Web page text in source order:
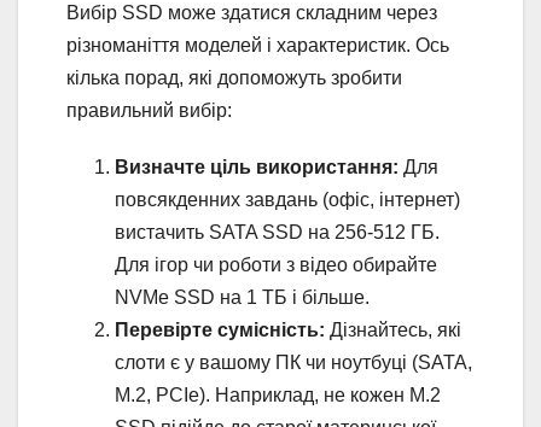
Вибір SSD може здатися складним через
різноманіття моделей і характеристик. Ось
кілька порад, які допоможуть зробити
правильний вибір:
Визначте ціль використання: Для
повсякденних завдань (офіс, інтернет)
вистачить SATA SSD на 256-512 ГБ.
Для ігор чи роботи з відео обирайте
NVMe SSD на 1 ТБ і більше.
Перевірте сумісність: Дізнайтесь, які
слоти є у вашому ПК чи ноутбуці (SATA,
M.2, PCIe). Наприклад, не кожен M.2